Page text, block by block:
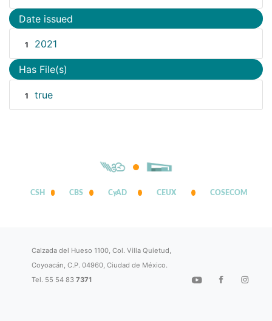
Date issued
1 2021
Has File(s)
1 true
CSH CBS CyAD CEUX COSECOM
Calzada del Hueso 1100, Col. Villa Quietud,
Coyoacán, C.P. 04960, Ciudad de México.
Tel. 55 54 837371